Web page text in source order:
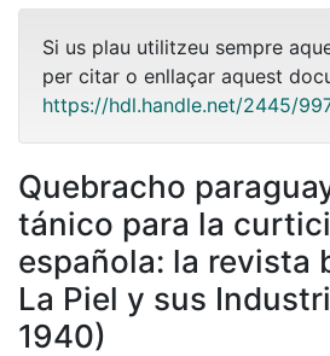
Si us plau utilitzeu sempre
per citar o enllaçar aquest
https://hdl.handle.net/2445/
Quebracho
tánico para la
española: la revista
La Piel y sus
1940)